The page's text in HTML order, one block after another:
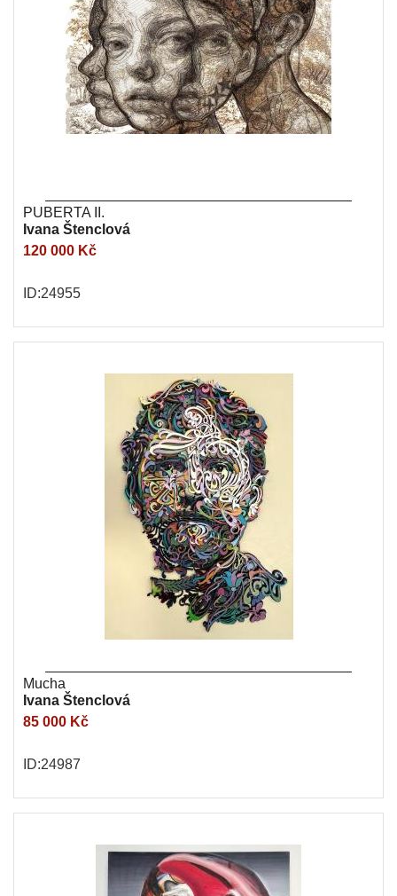
PUBERTA II.
Ivana Štenclová
120 000 Kč
ID:24955
Mucha
Ivana Štenclová
85 000 Kč
ID:24987